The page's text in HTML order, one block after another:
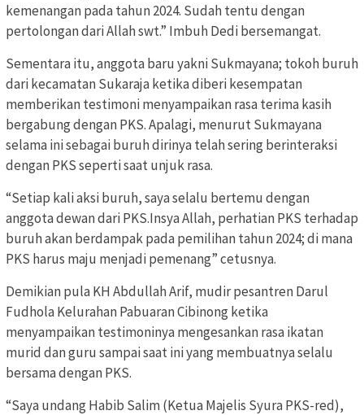
kemenangan pada tahun 2024. Sudah tentu dengan
pertolongan dari Allah swt.” Imbuh Dedi bersemangat.
Sementara itu, anggota baru yakni Sukmayana; tokoh buruh
dari kecamatan Sukaraja ketika diberi kesempatan
memberikan testimoni menyampaikan rasa terima kasih
bergabung dengan PKS. Apalagi, menurut Sukmayana
selama ini sebagai buruh dirinya telah sering berinteraksi
dengan PKS seperti saat unjuk rasa.
“Setiap kali aksi buruh, saya selalu bertemu dengan
anggota dewan dari PKS.Insya Allah, perhatian PKS terhadap
buruh akan berdampak pada pemilihan tahun 2024; di mana
PKS harus maju menjadi pemenang” cetusnya.
Demikian pula KH Abdullah Arif, mudir pesantren Darul
Fudhola Kelurahan Pabuaran Cibinong ketika
menyampaikan testimoninya mengesankan rasa ikatan
murid dan guru sampai saat ini yang membuatnya selalu
bersama dengan PKS.
“Saya undang Habib Salim (Ketua Majelis Syura PKS-red),